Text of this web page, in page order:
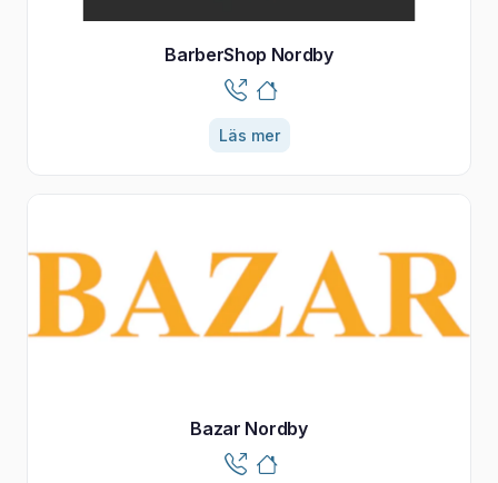
BarberShop Nordby
Läs mer
Bazar Nordby